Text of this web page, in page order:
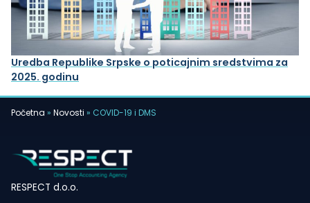
Uredba Republike Srpske o poticajnim sredstvima za
2025. godinu
Početna » Novosti » COVID-19 i DMS
RESPECT d.o.o.